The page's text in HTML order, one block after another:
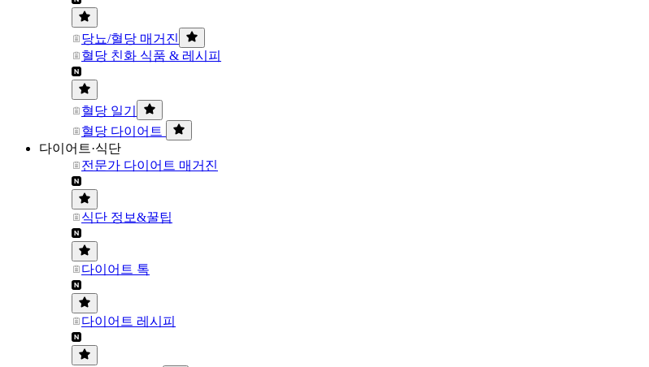
당뇨/혈당 매거진
혈당 친화 식품 & 레시피
혈당 일기
혈당 다이어트
다이어트·식단
전문가 다이어트 매거진
식단 정보&꿀팁
다이어트 톡
다이어트 레시피